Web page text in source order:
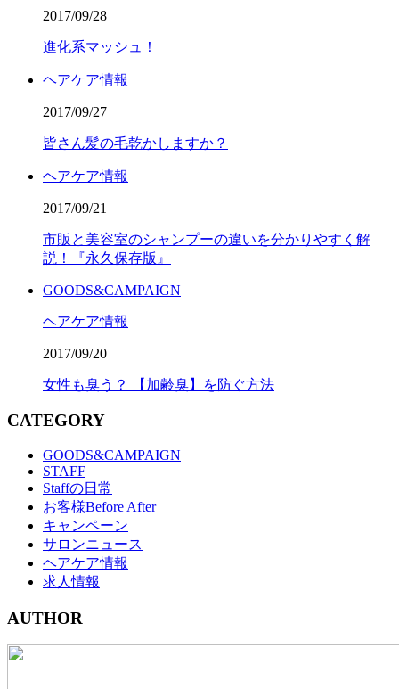
2017/09/28
進化系マッシュ！
ヘアケア情報
2017/09/27
皆さん髪の毛乾かしますか？
ヘアケア情報
2017/09/21
市販と美容室のシャンプーの違いを分かりやすく解
説！『永久保存版』
GOODS&CAMPAIGN
ヘアケア情報
2017/09/20
女性も臭う？ 【加齢臭】を防ぐ方法
CATEGORY
GOODS&CAMPAIGN
STAFF
Staffの日常
お客様Before After
キャンペーン
サロンニュース
ヘアケア情報
求人情報
AUTHOR